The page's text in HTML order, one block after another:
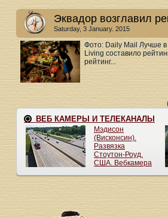
Эквадор возглавил
Saturday, 3 January. 2015
Фото: Daily Mail Лучше
Living составило
рейтинг...